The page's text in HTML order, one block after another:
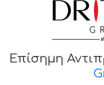
Επίσημη